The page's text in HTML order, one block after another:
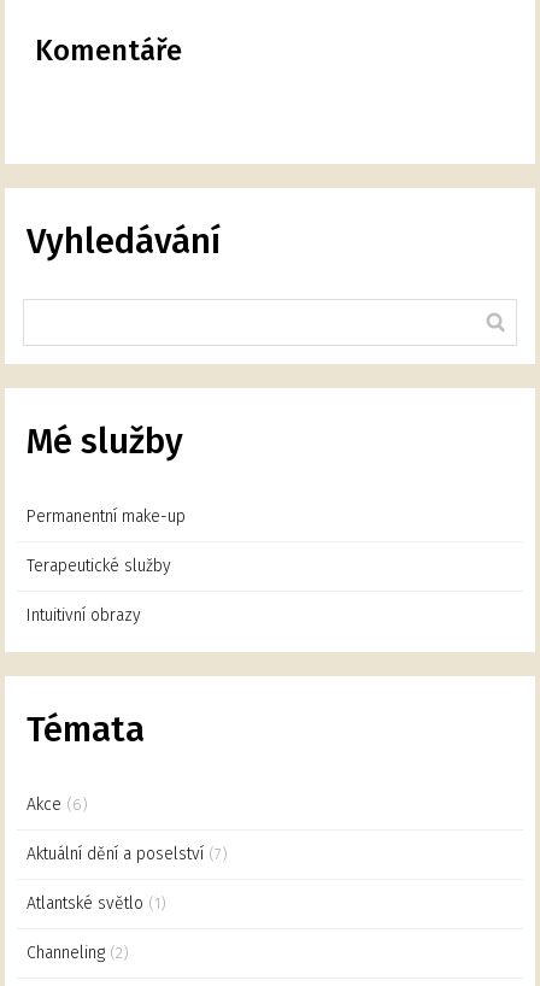
Komentáře
Vyhledávání
Mé služby
Permanentní make-up
Terapeutické služby
Intuitivní obrazy
Témata
Akce (6)
Aktuální dění a poselství (7)
Atlantské světlo (1)
Channeling (2)